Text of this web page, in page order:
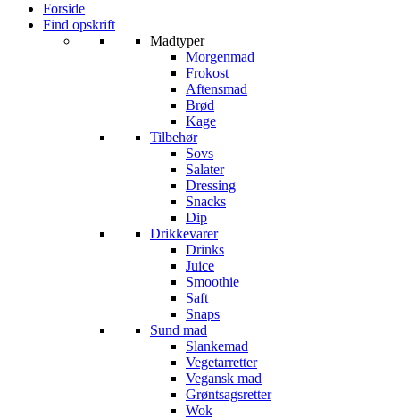
Forside
Find opskrift
Madtyper
Morgenmad
Frokost
Aftensmad
Brød
Kage
Tilbehør
Sovs
Salater
Dressing
Snacks
Dip
Drikkevarer
Drinks
Juice
Smoothie
Saft
Snaps
Sund mad
Slankemad
Vegetarretter
Vegansk mad
Grøntsagsretter
Wok